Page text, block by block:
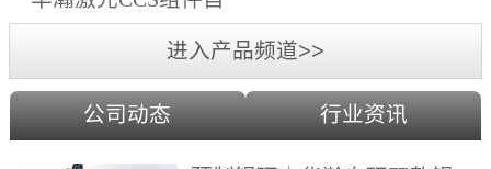
动生产线（横向线）
（型号HA18DM6)
进入产品频道>>
公司动态 行业资讯